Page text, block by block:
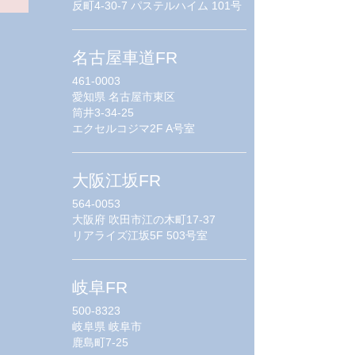
反町4-30-7 パステルハイム 101号
名古屋車道FR
461-0003
愛知県 名古屋市東区
筒井3-34-25
エクセルコジマ2F A号室
大阪江坂FR
564-0053
大阪府 吹田市江の木町17-37
リアライズ江坂5F 503号室
岐阜FR
500-8323
岐阜県 岐阜市
鹿島町7-25